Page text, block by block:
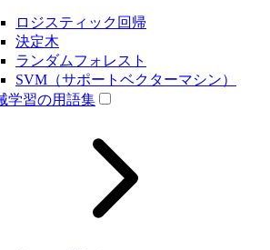
ロジスティック回帰
決定木
ランダムフォレスト
SVM（サポートベクターマシン）
学習の用語集